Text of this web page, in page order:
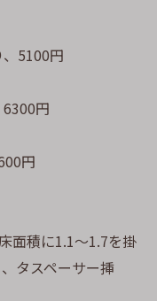
5100円
円
円
面積に1.1〜1.7を掛
タスペーサー挿